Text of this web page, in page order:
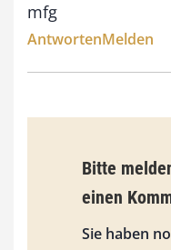
mfg
AntwortenMelden
Bitte
einen
Sie haben